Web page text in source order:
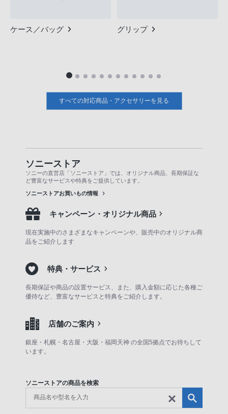
ケース／バッグ グリップ
すべての対応商品・アクセサリーを見る
ソニーストア
ソニーの直営店「ソニーストア」では、オリジナル商品、長期保証な
ど豊富なサービスや特典をご提供しています。
ソニーストアお買いもの情報
キャンペーン・オリジナル商品
現在実施中のさまざまなキャンペーンや、販売中のオリジナル商
品をご紹介します
特典・サービス
長期保証や商品の設置サービス、また、購入金額に応じた各種ご
優待など、豊富なサービスと特典をご紹介します。
店舗のご案内
銀座・札幌・名古屋・大阪・福岡天神 の全国5拠点でお待ちして
います。
ソニーストアの商品を検索